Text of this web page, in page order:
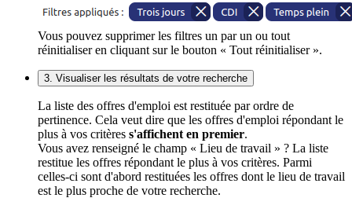
Vous pouvez supprimer les filtres un par un ou tout
réinitialiser en cliquant sur le bouton « Tout réinitialiser ».
3. Visualiser les résultats de votre recherche
La liste des offres d'emploi est restituée par ordre de
pertinence. Cela veut dire que les offres d'emploi répondant le
plus à vos critères s'affichent en premier.
Vous avez renseigné le champ « Lieu de travail » ? La liste
restitue les offres répondant le plus à vos critères. Parmi
celles-ci sont d'abord restituées les offres dont le lieu de travail
est le plus proche de votre recherche.